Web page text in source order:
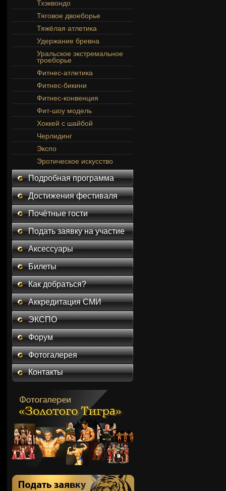
Тхэквондо
Тяговое двоеборье
Тяжёлая атлетика
Удержание бревна
Уральское экстремальное
троеборье
Фитнес-атлетика
Фитнес-бикини
Фитнес-конвенция
Фит-шоу модель
Хоккей с шайбой
Черлидинг
Экспо
Эротическое искусство
Подробная программа
Достижения фестиваля
Почётные гости
Подать заявку на участие
Аксессуары
Билеты
Как добраться?
Аккредитация СМИ
ЭКСПО
Форум
Фотогалерея
Контакты